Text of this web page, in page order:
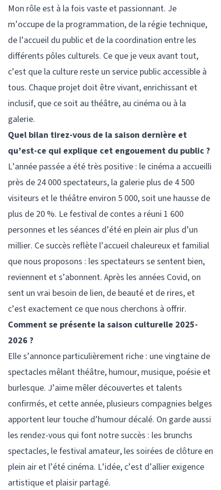
Mon rôle est à la fois vaste et passionnant. Je
m’occupe de la programmation, de la régie technique,
de l’accueil du public et de la coordination entre les
différents pôles culturels. Ce que je veux avant tout,
c’est que la culture reste un service public accessible à
tous. Chaque projet doit être vivant, enrichissant et
inclusif, que ce soit au théâtre, au cinéma ou à la
galerie.
Quel bilan tirez-vous de la saison dernière et
qu’est-ce qui explique cet engouement du public ?
L’année passée a été très positive : le cinéma a accueilli
près de 24 000 spectateurs, la galerie plus de 4 500
visiteurs et le théâtre environ 5 000, soit une hausse de
plus de 20 %. Le festival de contes a réuni 1 600
personnes et les séances d’été en plein air plus d’un
millier. Ce succès reflète l’accueil chaleureux et familial
que nous proposons : les spectateurs se sentent bien,
reviennent et s’abonnent. Après les années Covid, on
sent un vrai besoin de lien, de beauté et de rires, et
c’est exactement ce que nous cherchons à offrir.
Comment se présente la saison culturelle 2025-
2026 ?
Elle s’annonce particulièrement riche : une vingtaine de
spectacles mêlant théâtre, humour, musique, poésie et
burlesque. J’aime mêler découvertes et talents
confirmés, et cette année, plusieurs compagnies belges
apportent leur touche d’humour décalé. On garde aussi
les rendez-vous qui font notre succès : les brunchs
spectacles, le festival amateur, les soirées de clôture en
plein air et l’été cinéma. L’idée, c’est d’allier exigence
artistique et plaisir partagé.